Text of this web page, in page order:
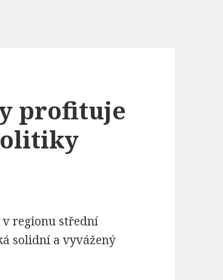
profituje
v regionu střední
solidní a vyvážený